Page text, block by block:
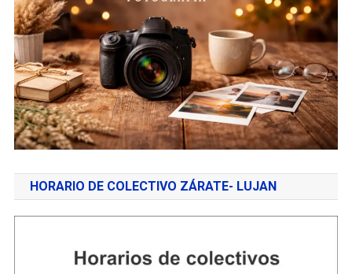
HORARIO DE COLECTIVO ZÁRATE- LUJAN